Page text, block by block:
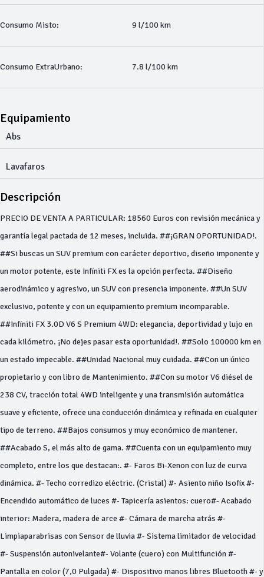
Consumo Misto: 9 l/100 km
Consumo ExtraUrbano: 7.8 l/100 km
Equipamiento
Abs
Lavafaros
Descripción
PRECIO DE VENTA A PARTICULAR: 18560 Euros con revisión mecánica y
garantía legal pactada de 12 meses, incluida. ##¡GRAN OPORTUNIDAD!.
##Si buscas un SUV premium con carácter deportivo, diseño imponente y
un motor potente, este Infiniti FX es la opción perfecta. ##Diseño
aerodinámico y agresivo, un SUV con presencia imponente. ##Un SUV
exclusivo, potente y con un equipamiento premium incomparable.
##Infiniti FX 3.0D V6 S Premium 4WD: elegancia, deportividad y lujo en
cada kilómetro. ¡No dejes pasar esta oportunidad!. ##Solo 100000 km en
un estado impecable. ##Unidad Nacional muy cuidada. ##Con un único
propietario y con libro de Mantenimiento. ##Con su motor V6 diésel de
238 CV, tracción total 4WD inteligente y una transmisión automática
suave y eficiente, ofrece una conducción dinámica y refinada en cualquier
tipo de terreno. ##Bajos consumos y muy económico de mantener.
##Acabado S, el más alto de gama. ##Cuenta con un equipamiento muy
completo, entre los que destacan:. #- Faros Bi-Xenon con luz de curva
dinámica. #- Techo corredizo eléctric. (Cristal) #- Asiento niño Isofix #-
Encendido automático de luces #- Tapicería asientos: cuero#- Acabado
interior: Madera, madera de arce #- Cámara de marcha atrás #-
Limpiaparabrisas con Sensor de lluvia #- Sistema limitador de velocidad
#- Suspensión autonivelante#- Volante (cuero) con Multifunción #-
Pantalla en color (7,0 Pulgada) #- Dispositivo manos libres Bluetooth #- y